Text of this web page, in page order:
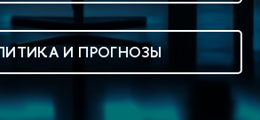
И ПРОГНОЗЫ